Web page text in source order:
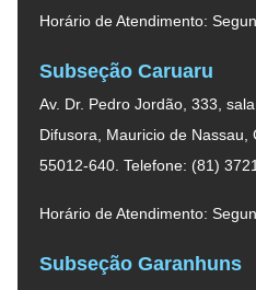
Horário de Atendimento:
Subseção Caruaru
Av. Dr. Pedro Jordão, 333,
Difusora, Mauricio de Nassau,
55012-640. Telefone: (81)
Horário de Atendimento:
Subseção Garanhuns